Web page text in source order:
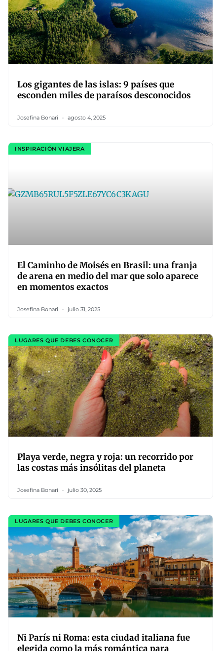
Los gigantes de las islas: 9 países que
esconden miles de paraísos desconocidos
Josefina Bonari agosto 4, 2025
INSPIRACIÓN VIAJERA
El Caminho de Moisés en Brasil: una franja
de arena en medio del mar que solo aparece
en momentos exactos
Josefina Bonari julio 31, 2025
LUGARES QUE DEBES CONOCER
Playa verde, negra y roja: un recorrido por
las costas más insólitas del planeta
Josefina Bonari julio 30, 2025
LUGARES QUE DEBES CONOCER
Ni París ni Roma: esta ciudad italiana fue
elegida como la más romántica para